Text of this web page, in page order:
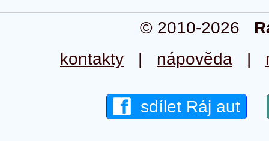
© 2010-2026
kontakty | nápověda |
sdílet Ráj aut